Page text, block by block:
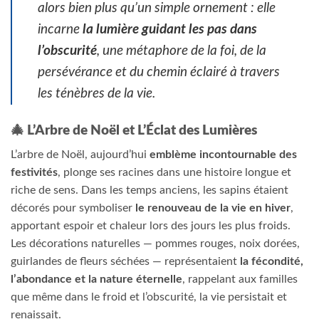
alors bien plus qu’un simple ornement : elle
incarne la lumière guidant les pas dans
l’obscurité, une métaphore de la foi, de la
persévérance et du chemin éclairé à travers
les ténèbres de la vie.
🎄 L’Arbre de Noël et L’Éclat des Lumières
L’arbre de Noël, aujourd’hui emblème incontournable des
festivités, plonge ses racines dans une histoire longue et
riche de sens. Dans les temps anciens, les sapins étaient
décorés pour symboliser le renouveau de la vie en hiver,
apportant espoir et chaleur lors des jours les plus froids.
Les décorations naturelles — pommes rouges, noix dorées,
guirlandes de fleurs séchées — représentaient la fécondité,
l’abondance et la nature éternelle, rappelant aux familles
que même dans le froid et l’obscurité, la vie persistait et
renaissait.